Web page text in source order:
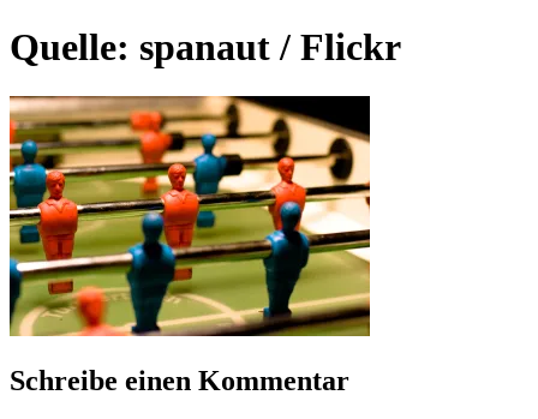
Quelle: spanaut / Flickr
Schreibe einen Kommentar